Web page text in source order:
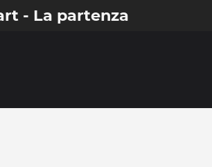
- La partenza